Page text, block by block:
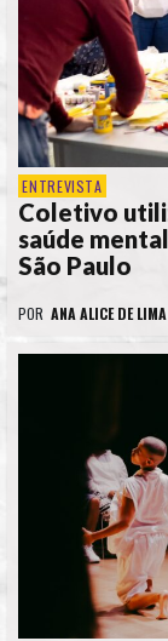
ENTREVISTA
Coletivo
saúde
São Paulo
POR ANA ALICE DE LIMA